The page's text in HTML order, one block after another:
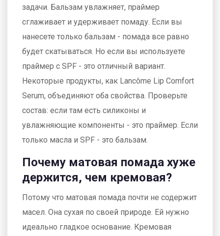
задачи. Бальзам увлажняет, праймер
сглаживает и удерживает помаду. Если вы
нанесете только бальзам - помада все равно
будет скатываться. Но если вы используете
праймер с SPF - это отличный вариант.
Некоторые продукты, как Lancôme Lip Comfort
Serum, объединяют оба свойства. Проверьте
состав: если там есть силиконы и
увлажняющие компоненты - это праймер. Если
только масла и SPF - это бальзам.
Почему матовая помада хуже
держится, чем кремовая?
Потому что матовая помада почти не содержит
масел. Она сухая по своей природе. Ей нужно
идеально гладкое основание. Кремовая